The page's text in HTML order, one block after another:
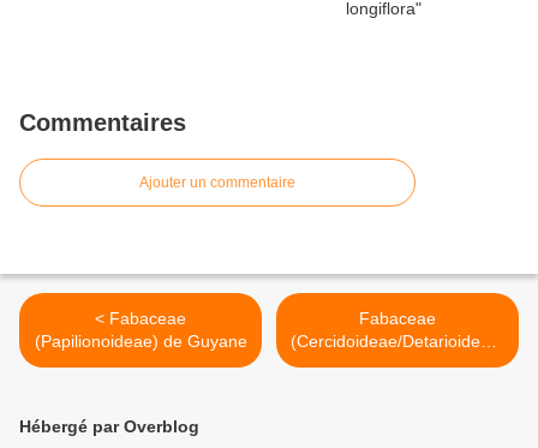
Commentaires
Ajouter un commentaire
< Fabaceae
(Papilionoideae) de Guyane
Fabaceae
(Cercidoideae/Detarioideae/
Dialioideae) de Guyane >
Hébergé par Overblog